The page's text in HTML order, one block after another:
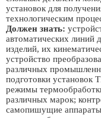
установок для
технологическим
Должен знать:
автоматических линий
изделий, их
устройство
различных
подготовки установок
режимы
различных марок;
самопишущие